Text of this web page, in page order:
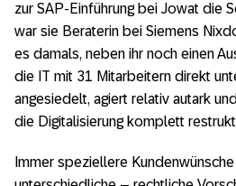
zur SAP-Einführung bei Jowat die
war sie Beraterin bei Siemens
es damals, neben ihr noch einen
die IT mit 31 Mitarbeitern direkt
angesiedelt, agiert relativ autark
die Digitalisierung komplett
Immer speziellere